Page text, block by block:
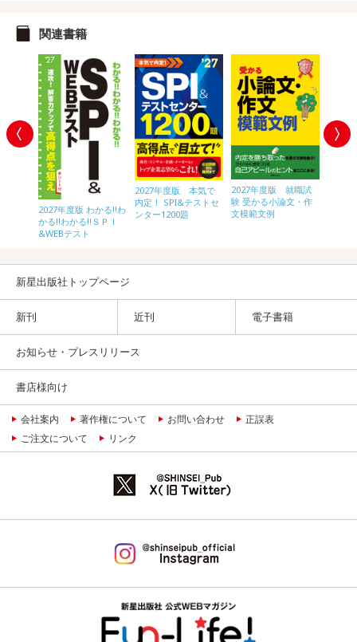
関連書籍
2027年度版 わかる!!わ
かる!!わかる!!ＳＰＩ
&WEBテスト
2027年度版 本気で
内定！ SPI&テストセ
ンター1200題
2027年度版 就職試
験 受かる小論文・作
文模範文例
新星出版社トップページ
新刊 近刊 電子書籍
お知らせ・プレスリリース
書店様向け
会社案内 著作権について お問い合わせ
正誤表
ご注文について
リンク